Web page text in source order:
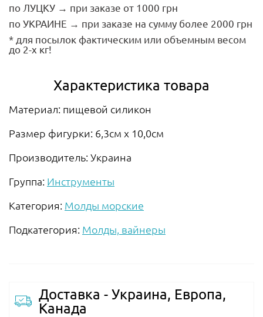
по ЛУЦКУ → при заказе от 1000 грн
по УКРАИНЕ → при заказе на сумму более 2000 грн
* для посылок фактическим или объемным весом
до 2-х кг!
Характеристика товара
Материал: пищевой силикон
Размер фигурки: 6,3см х 10,0см
Производитель: Украина
Группа: Инструменты
Категория: Молды морские
Подкатегория: Молды, вайнеры
Доставка - Украина, Европа,
Канада